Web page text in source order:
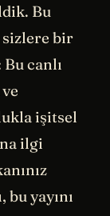
Bu
bir
canlı
işitsel
ilgi
bu yayını